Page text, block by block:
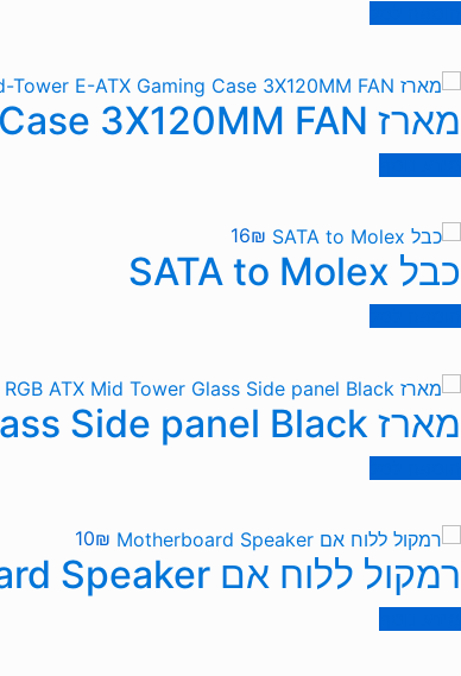
מארז ANTEC P20C WHITE Mid-Tower E-ATX Gaming Case 3X120MM FAN
16₪
כבל SATA to Molex
מארז Antec NX410 V2 RGB ATX Mid Tower Glass Side panel Black
10₪
רמקול ללוח אם Motherboard Speaker